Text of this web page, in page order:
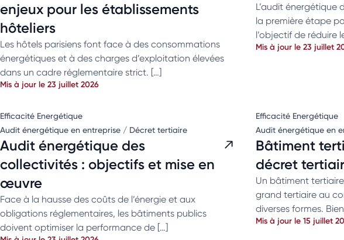
enjeux pour les établissements
hôteliers
Les hôtels parisiens font face à des consommations
énergétiques et à des charges d’exploitation élevées
dans un cadre réglementaire strict. […]
Mis à jour le 23 juillet 2026
L’audit énergétique
la première étape
l’objectif de réduire
Mis à jour le 23 juillet
Efficacité Energétique
Audit énergétique en entreprise / Décret tertiaire
Audit énergétique des
collectivités : objectifs et mise en
œuvre
Face à la hausse des coûts de l’énergie et aux
obligations réglementaires, les bâtiments publics
doivent optimiser la performance de […]
Efficacité Energétique
Audit énergétique en
Bâtiment
décret
Un bâtiment
grand tertiaire au
diverses formes.
Mis à jour le 15 juillet